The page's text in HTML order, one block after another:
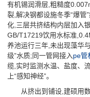
有机锡润滑层,粗糙度
裂,解决钢都设施冬季“爆管”
化,三层共挤结构内层加入
GB/T17219饮用水标准
养池运行三年,未出现藻华
级”水质;同一管网接入pe管
缆,实时监测水温、盐度、
上“感知神经”。
从挤出到铺设,建硕用数